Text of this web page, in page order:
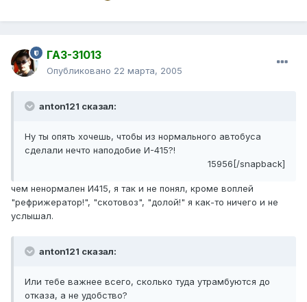
ГАЗ-31013
Опубликовано 22 марта, 2005
anton121 сказал:
Ну ты опять хочешь, чтобы из нормального автобуса
сделали нечто наподобие И-415?!
15956[/snapback]
чем ненормален И415, я так и не понял, кроме воплей
"рефрижератор!", "скотовоз", "долой!" я как-то ничего и не
услышал.
anton121 сказал:
Или тебе важнее всего, сколько туда утрамбуются до
отказа, а не удобство?